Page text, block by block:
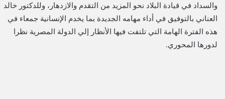
والسداد في قيادة البلاد نحو المزيد من التقدم والازدهار، وللدكتور خالد
العناني بالتوفيق في أداء مهامه الجديدة بما يخدم الإنسانية جمعاء في
هذه الفترة الهامة التي تلتفت فيها الأنظار إلي الدولة المصرية نظرا
لدورها المحوري.